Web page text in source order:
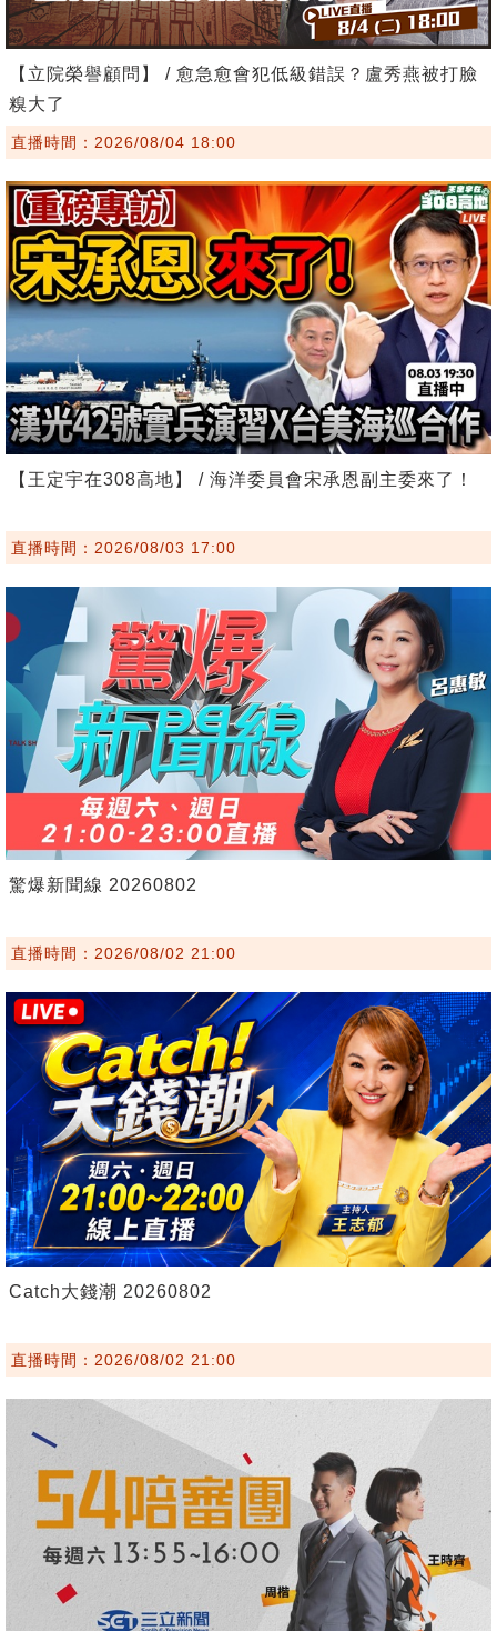
【立院榮譽顧問】 / 愈急愈會犯低級錯誤？盧秀燕被打臉
糗大了
直播時間：2026/08/04 18:00
【王定宇在308高地】 / 海洋委員會宋承恩副主委來了！
直播時間：2026/08/03 17:00
驚爆新聞線 20260802
直播時間：2026/08/02 21:00
Catch大錢潮 20260802
直播時間：2026/08/02 21:00